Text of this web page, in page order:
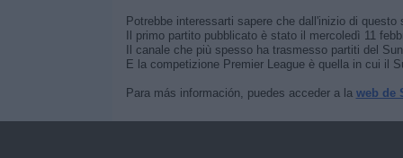
Potrebbe interessarti sapere che dall'inizio di
Il primo partito pubblicato è stato il mercoledì 11
Il canale che più spesso ha trasmesso partiti del
E la competizione Premier League è quella in cui il
Para más información, puedes acceder a la web de